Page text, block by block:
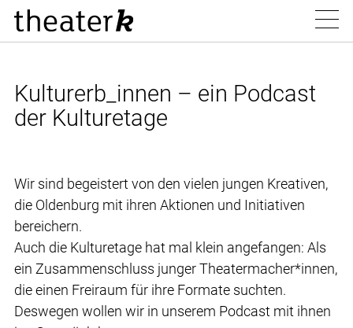
Kulturerb_innen – ein Podcast
der Kulturetage
Wir sind begeistert von den vielen jungen Kreativen,
die Oldenburg mit ihren Aktionen und Initiativen
bereichern.
Auch die Kulturetage hat mal klein angefangen: Als
ein Zusammenschluss junger Theatermacher*innen,
die einen Freiraum für ihre Formate suchten.
Deswegen wollen wir in unserem Podcast mit ihnen